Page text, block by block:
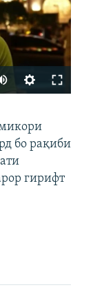
480p
360p
480pбо рақиби
гирифт